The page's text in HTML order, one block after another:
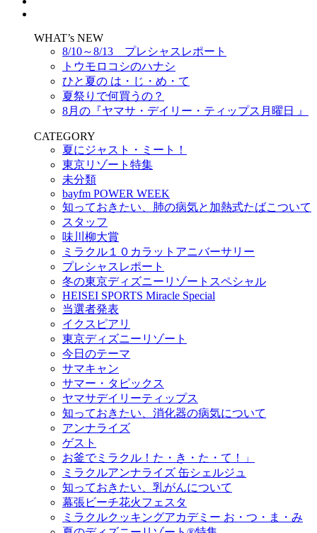
WHAT’s NEW
8/10～8/13 プレシャスレポート
トウモロコシのハナシ
ひと夏の は・じ・め・て
夏祭りで何買うの？
8月の『ヤマサ・デイリー・ティップス月曜日 』
CATEGORY
夏にジャスト・ミート！
東京リゾート特集
未分類
bayfm POWER WEEK
知っておきたい、肺の病気と加熱式たばこついて
スタッフ
味川柳大賞
ミラクル１０カラットアニバーサリー
プレシャスレポート
冬の東京ディズニーリゾートスペシャル
HEISEI SPORTS Miracle Special
当選者発表
イクスピアリ
東京ディズニーリゾート
今日のテーマ
サマキャン
サマー・タピックス
ヤマサデイリーティップス
知っておきたい、消化器の病気について
アンナライズ
ゲスト
お釜でミラクル！た・き・た・て！」
ミラクルアンナライズ 缶シェルジュ
知っておきたい、乳がんについて
幕張ビーチ花火フェスタ
ミラクルクッキングアカデミー お・つ・ま・み